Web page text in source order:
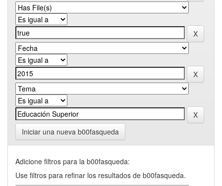
Iniciar una nueva b00fasqueda
Adicione filtros para la b00fasqueda:
Use filtros para refinar los resultados de b00fasqueda.